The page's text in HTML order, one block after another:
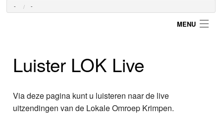
- -
MENU
Login
Programma's
Luister LOK Live
Via deze pagina kunt u luisteren naar de live
uitzendingen van de Lokale Omroep Krimpen.